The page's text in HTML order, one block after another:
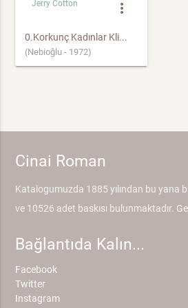
Jerry Cotton more_vert
0.Korkunç Kadınlar Kli...
(Nebioğlu - 1972)
Cinai Roman
Katalogumuzda 1885 yılından bu yana
ve 10526 adet baskısı bulunmaktadır.
Bağlantıda Kalın...
Facebook
Twitter
Instagram